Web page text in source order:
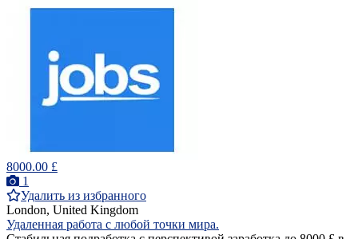
8000.00 £
1
Удалить из избранного
London, United Kingdom
Удаленная работа с любой точки мира.